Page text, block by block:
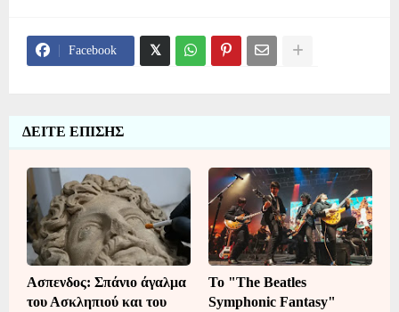
Facebook
ΔΕΙΤΕ ΕΠΙΣΗΣ
Ασπενδος: Σπάνιο άγαλμα
του Ασκληπιού και του
Το "The Beatles
Symphonic Fantasy"